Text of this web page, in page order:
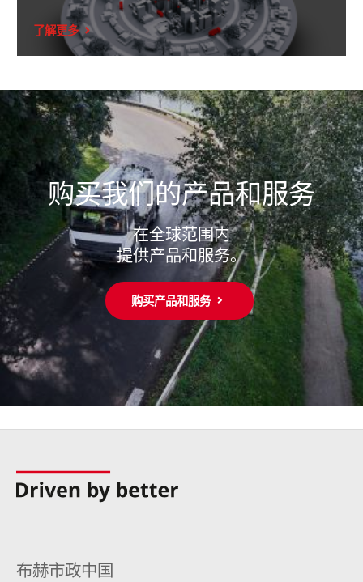
全控制。屏幕显示因不对称类型而异：有或无反馈。可选择5个预设位
置。
在工作区的这一部分，可以监测罐体中的物料液位、料斗中的固体数
背光功能键，即使在恶劣照明条件下也能安全操作主要功能。
用户友好的控制界面，以清晰的结构化格式呈现所有重要信息——基
了解更多
购买我们的产品和服务
在全球范围内
提供产品和服务。
购买产品和服务
布赫市政中国